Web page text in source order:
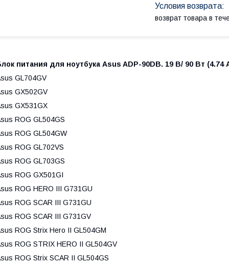
возврат товара в
питания для ноутбука Asus ADP-90DB. 19 В/ 90 Вт (4.74
GL704GV
GX502GV
GX531GX
ROG GL504GS
ROG GL504GW
ROG GL702VS
ROG GL703GS
ROG GX501GI
ROG HERO III G731GU
ROG SCAR III G731GU
ROG SCAR III G731GV
ROG Strix Hero II GL504GM
ROG STRIX HERO II GL504GV
ROG Strix SCAR II GL504GS